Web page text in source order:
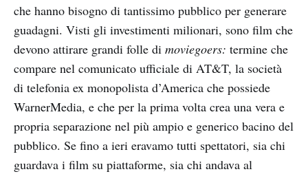
che hanno bisogno di tantissimo pubblico per generare
guadagni. Visti gli investimenti milionari, sono film che
devono attirare grandi folle di moviegoers: termine che
compare nel comunicato ufficiale di AT&T, la società
di telefonia ex monopolista d’America che possiede
WarnerMedia, e che per la prima volta crea una vera e
propria separazione nel più ampio e generico bacino del
pubblico. Se fino a ieri eravamo tutti spettatori, sia chi
guardava i film su piattaforme, sia chi andava al